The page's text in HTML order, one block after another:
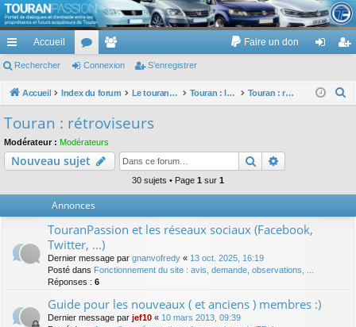
TouranPassion
Le forum des propriétaires ou futurs acquéreurs du Volkswagen Touran
cc
ès
pi
de
Accueil
or
u
e
m
Faire un don
ne nr
Rechercher Connexion S’enregistrer
Accueil Index du forum Le touran dans ses versions I (V1 V2 V3) et II ... Touran : les équipements électriques et électroniques Touran : rétroviseurs
c
Touran : rétroviseurs
Modérateur : Modérateurs
Nouveau sujet Rechercher
30 sujets • Page 1 sur 1
Annonces
TouranPassion et les réseaux sociaux (Facebook,
Twitter, ...)
Dernier message par gnanvofredy « 13 oct. 2025, 16:19
Posté dans Fonctionnement du site : avis, demande, observations, ...
Réponses : 6
Guide pour les nouveaux ( et anciens ) membres :)
Dernier message par jef10 « 10 mars 2013, 09:39